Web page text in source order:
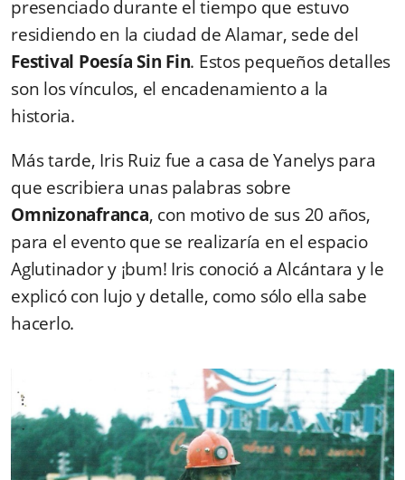
presenciado durante el tiempo que estuvo
residiendo en la ciudad de Alamar, sede del
Festival Poesía Sin Fin. Estos pequeños detalles
son los vínculos, el encadenamiento a la
historia.
Más tarde, Iris Ruiz fue a casa de Yanelys para
que escribiera unas palabras sobre
Omnizonafranca, con motivo de sus 20 años,
para el evento que se realizaría en el espacio
Aglutinador y ¡bum! Iris conoció a Alcántara y le
explicó con lujo y detalle, como sólo ella sabe
hacerlo.